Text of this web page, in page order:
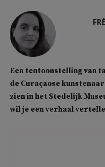
Een tentoonstelling van
de Curaçaose
zien in het Stedelijk
wil je een verhaal